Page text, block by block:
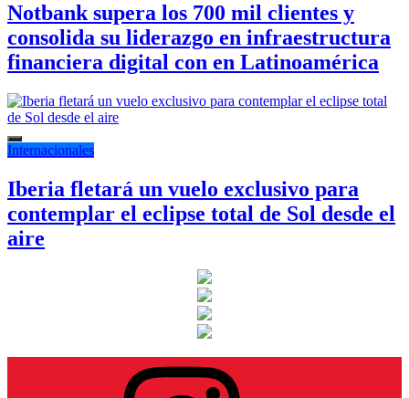
Notbank supera los 700 mil clientes y
consolida su liderazgo en infraestructura
financiera digital con en Latinoamérica
Internacionales
Iberia fletará un vuelo exclusivo para
contemplar el eclipse total de Sol desde el
aire